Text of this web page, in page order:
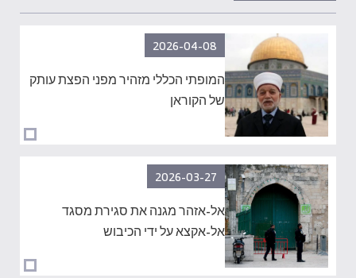
2026-04-08
המופתי הכללי מזהיר מפני הפצת עותק
של הקוראן
2026-03-27
אל-אזהר מגנה את סגירת מסגד
אל-אקצא על ידי הכיבוש